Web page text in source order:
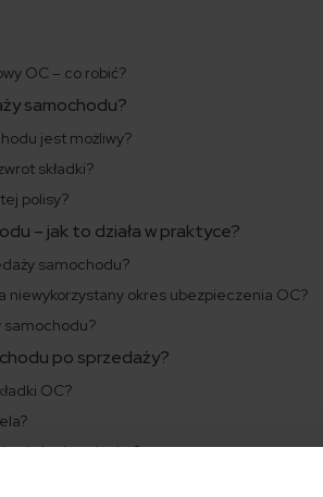
OC – co robić?
samochodu?
jest możliwy?
składki?
polisy?
– jak to działa w praktyce?
samochodu?
niewykorzystany okres ubezpieczenia OC?
samochodu?
po sprzedaży?
OC?
krok po kroku?
i przydatne dokumenty